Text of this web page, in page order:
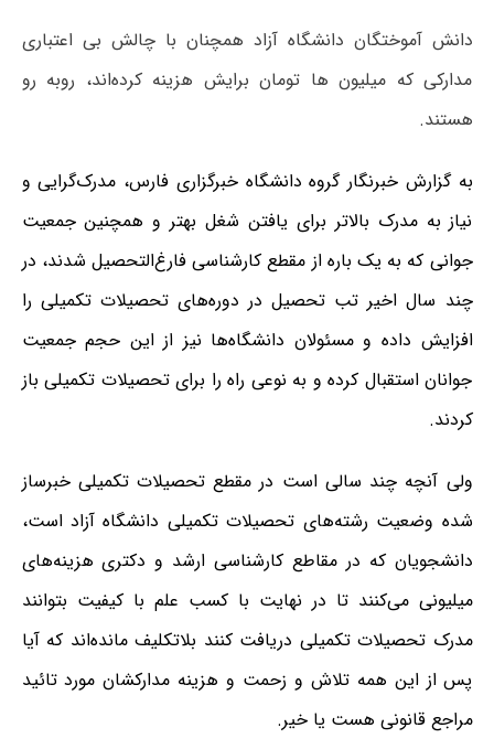
دانش آموختگان دانشگاه آزاد همچنان با چالش بی اعتباری
مدارکی که میلیون ها تومان برایش هزینه‌ کرده‌اند، روبه رو
هستند.
به گزارش خبرنگار گروه دانشگاه خبرگزاری فارس، مدر‌ک‌گرایی و
نیاز به مدرک بالاتر برای یافتن شغل بهتر و همچنین جمعیت
جوانی که به یک باره از مقطع کارشناسی فارغ‌التحصیل شدند، در
چند سال اخیر تب تحصیل در دوره‌های تحصیلات تکمیلی را
افزایش داده و مسئولان دانشگاه‌ها نیز از این حجم جمعیت
جوانان استقبال کرده و به نوعی راه را برای تحصیلات تکمیلی باز
کردند.
ولی آنچه چند سالی است در مقطع تحصیلات تکمیلی خبرساز
شده وضعیت رشته‌های تحصیلات تکمیلی دانشگاه آزاد است،
دانشجویان که در مقاطع کارشناسی ارشد و دکتری هزینه‌های
میلیونی می‌کنند تا در نهایت با کسب علم با کیفیت بتوانند
مدرک تحصیلات تکمیلی دریافت کنند بلاتکلیف مانده‌اند که آیا
پس از این همه تلاش و زحمت و هزینه مدارکشان مورد تائید
مراجع قانونی هست یا خیر.